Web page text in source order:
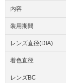
内容
装用期間
レンズ直径(DIA)
着色直径
レンズBC